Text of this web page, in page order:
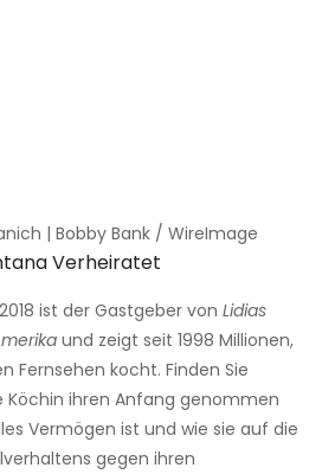
| Bobby Bank / WireImage
Verheiratet
ist der Gastgeber von Lidias
und zeigt seit 1998 Millionen,
Fernsehen kocht. Finden Sie
Köchin ihren Anfang genommen
Vermögen ist und wie sie auf die
gegen ihren